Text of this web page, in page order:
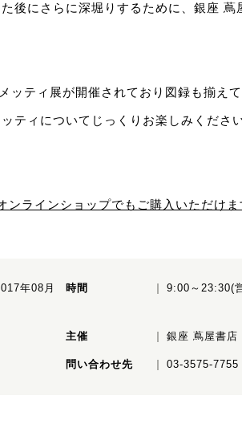
後にさらに深堀りするために、銀座 蔦
ッティ展が開催されており図録も揃え
ティについてじっくりお楽しみください
ンラインショップでもご購入いただけま
年08月
時間 9:00～23:30(
主催 銀座 蔦屋書店
問い合わせ先 03-3575-7755